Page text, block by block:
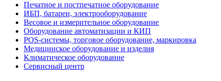
Печатное и постпечатное оборудование
ИБП, батареи, электрооборудование
Весовое и измерительное оборудование
Оборудование автоматизации и КИП
POS-системы, торговое оборудование, маркировка
Медицинское оборудование и изделия
Климатическое оборудование
Сервисный центр